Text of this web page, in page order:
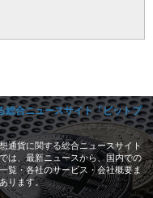
総合ニュースサイト「ビットプ
通貨に関する総合ニュースサイト
は、最新ニュースから、国内での
覧・各社のサービス・会社概要ま
ります。